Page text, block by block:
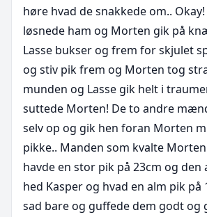
høre hvad de snakkede om.. Okay!
løsnede ham og Morten gik på
Lasse bukser og frem for skjulet
og stiv pik frem og Morten tog
munden og Lasse gik helt i
suttede Morten! De to andre
selv op og gik hen foran Morten
pikke.. Manden som kvalte
havde en stor pik på 23cm og den
hed Kasper og hvad en alm pik på
sad bare og guffede dem godt og